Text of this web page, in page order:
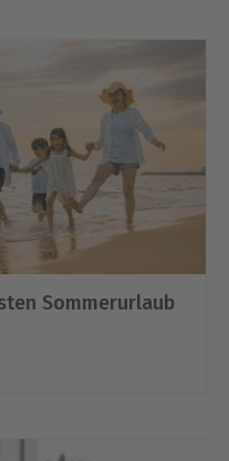
Sommerurlaub